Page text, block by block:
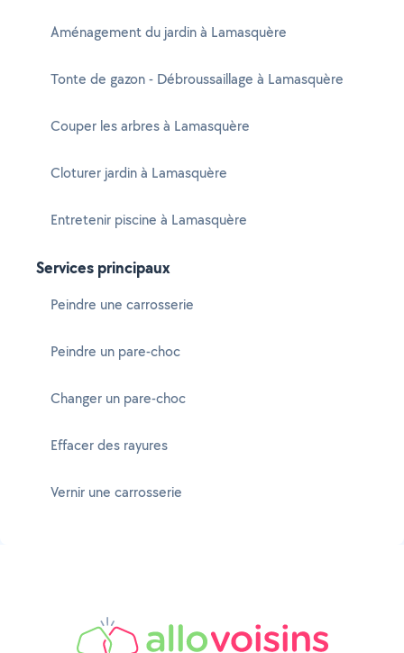
Aménagement du jardin à Lamasquère
Tonte de gazon - Débroussaillage à Lamasquère
Couper les arbres à Lamasquère
Cloturer jardin à Lamasquère
Entretenir piscine à Lamasquère
Services principaux
Peindre une carrosserie
Peindre un pare-choc
Changer un pare-choc
Effacer des rayures
Vernir une carrosserie